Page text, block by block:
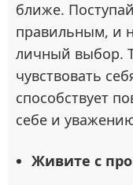
ближе.
правильным, и
личный выбор.
чувствовать
способствует
себе и
Живите с